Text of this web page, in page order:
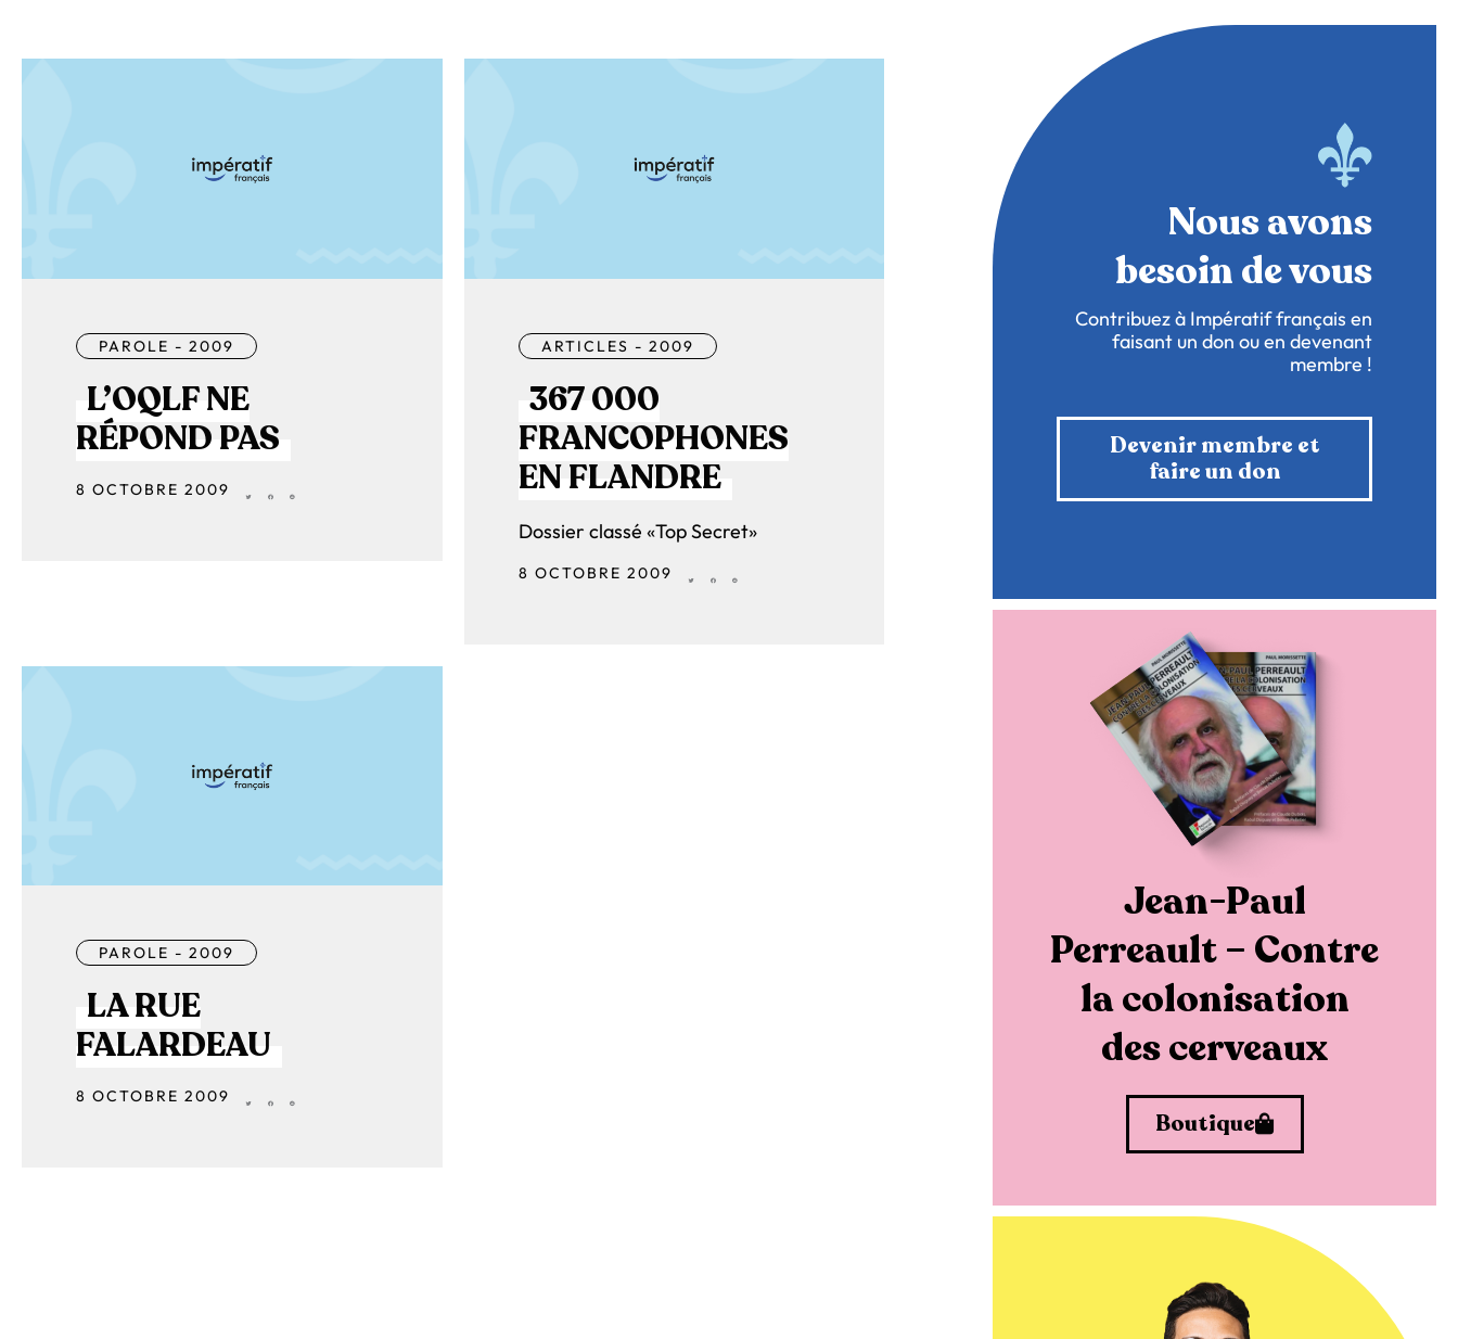
PAROLE - 2009
L’OQLF NE
RÉPOND PAS
8 OCTOBRE 2009
ARTICLES - 2009
367 000
FRANCOPHONES
EN FLANDRE
Dossier classé «Top Secret»
8 OCTOBRE 2009
PAROLE - 2009
LA RUE
FALARDEAU
8 OCTOBRE 2009
Nous avons
besoin de vous
Contribuez à Impératif français en
faisant un don ou en devenant
membre !
Devenir membre et
faire un don
Jean-Paul
Perreault – Contre
la colonisation
des cerveaux
Boutique